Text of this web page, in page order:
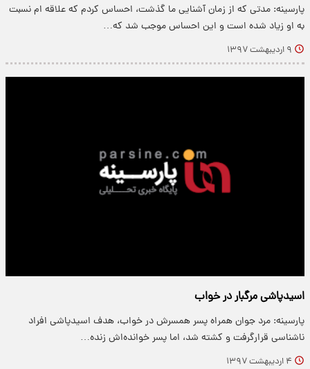
پارسینه: مدتی که از زمان آشنایی ما گذشت، احساس کردم که علاقه ام نسبت
به او زیاد شده است و این احساس موجب شد که…
۹ اردیبهشت ۱۳۹۷
اسیدپاشی مرگبار در خواب
پارسینه: مرد جوان همراه پسر همسرش در خواب، هدف اسیدپاشی افراد
ناشناسی قرارگرفت و کشته شد، اما پسر خوانده‌اش زنده…
۴ اردیبهشت ۱۳۹۷